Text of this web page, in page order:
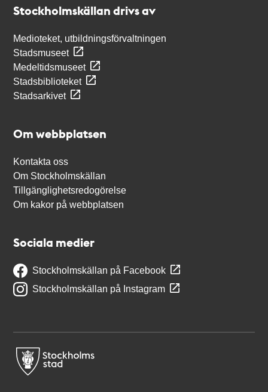
Stockholmskällan drivs av
Medioteket, utbildningsförvaltningen
Stadsmuseet
Medeltidsmuseet
Stadsbiblioteket
Stadsarkivet
Om webbplatsen
Kontakta oss
Om Stockholmskällan
Tillgänglighetsredogörelse
Om kakor på webbplatsen
Sociala medier
Stockholmskällan på Facebook
Stockholmskällan på Instagram